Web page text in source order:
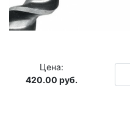
Цена:
420.00 руб.